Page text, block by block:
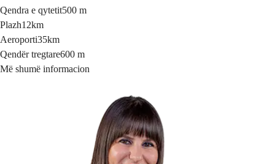
Qendra e qytetit500 m
Plazh12km
Aeroporti35km
Qendër tregtare600 m
Më shumë informacion